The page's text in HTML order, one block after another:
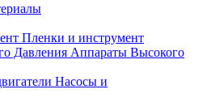
Пленки и инструмент
Аппараты Высокого
Насосы и